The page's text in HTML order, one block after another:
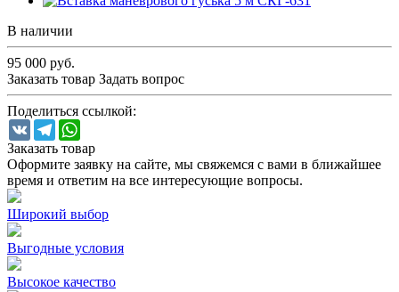
В наличии
95 000 руб.
Заказать товар Задать вопрос
Поделиться ссылкой:
VK Telegram
Заказать товар
Оформите заявку на сайте, мы свяжемся с вами в ближайшее
время и ответим на все интересующие вопросы.
Широкий выбор
Выгодные условия
Высокое качество